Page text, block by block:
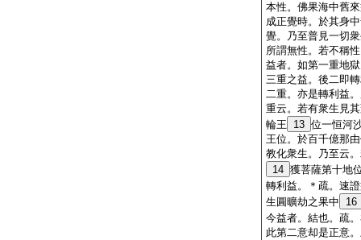
本性。佛果海中舊
成正覺時。於其身
覺。乃至普見一切
所謂無性。若不稱
益者。如第一重地
三重之益。後二即
二重。亦是轉利益
重云。若有衆生見
輪王
13 位一恒河
王位。於百千億那
教化衆生。乃至云
14 獲菩薩第十地
轉利益。＊疏。速
生圓曠劫之果中
16
今益者。結也。疏
此第二意却是正意